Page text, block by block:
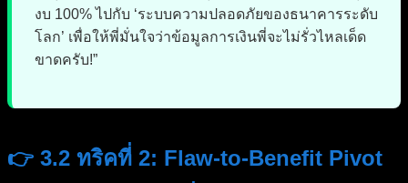
งบ 100% ไปกับ ‘ระบบความปลอดภัยของธนาคารระดับ
โลก’ เพื่อให้พี่มั่นใจว่าข้อมูลการเงินพี่จะไม่รั่วไหลเด็ด
ขาดครับ!”
👉 3.2 ทริคที่ 2: Flaw-to-Benefit Pivot